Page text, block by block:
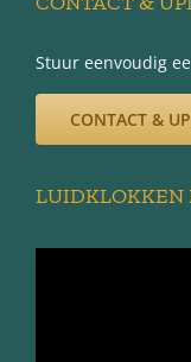
Stuur eenvoudig
CONTACT &
LUIDKLOKKEN